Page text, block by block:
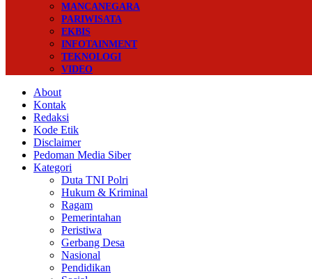
MANCANEGARA
PARIWISATA
EKBIS
INFOTAINMENT
TEKNOLOGI
VIDEO
About
Kontak
Redaksi
Kode Etik
Disclaimer
Pedoman Media Siber
Kategori
Duta TNI Polri
Hukum & Kriminal
Ragam
Pemerintahan
Peristiwa
Gerbang Desa
Nasional
Pendidikan